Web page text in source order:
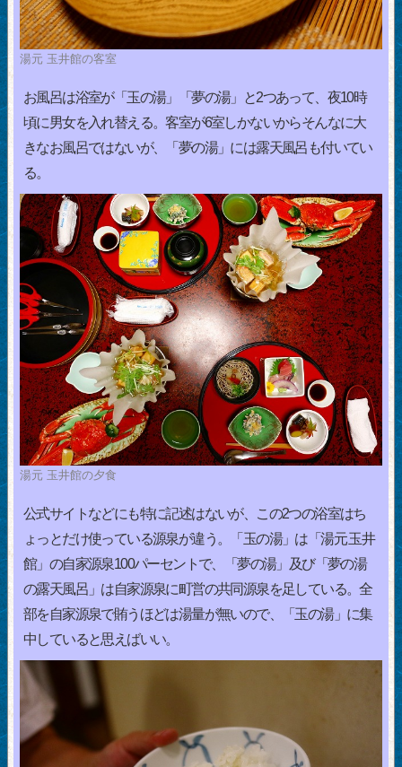
湯元 玉井館の客室
お風呂は浴室が「玉の湯」「夢の湯」と2つあって、夜10時
頃に男女を入れ替える。客室が6室しかないからそんなに大
きなお風呂ではないが、「夢の湯」には露天風呂も付いてい
る。
湯元 玉井館の夕食
公式サイトなどにも特に記述はないが、この2つの浴室はち
ょっとだけ使っている源泉が違う。「玉の湯」は「湯元 玉井
館」の自家源泉100パーセントで、「夢の湯」及び「夢の湯
の露天風呂」は自家源泉に町営の共同源泉を足している。全
部を自家源泉で賄うほどは湯量が無いので、「玉の湯」に集
中していると思えばいい。